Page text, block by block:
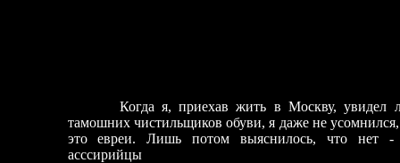
Когда я, приехав жить в Москву, увидел
тамошних чистильщиков обуви, я даже не
это евреи. Лишь потом выяснилось, что нет -
асссирийцы